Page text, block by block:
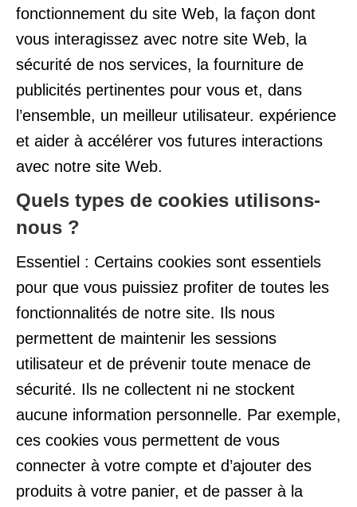
fonctionnement du site Web, la façon dont
vous interagissez avec notre site Web, la
sécurité de nos services, la fourniture de
publicités pertinentes pour vous et, dans
l’ensemble, un meilleur utilisateur. expérience
et aider à accélérer vos futures interactions
avec notre site Web.
Quels types de cookies utilisons-
nous ?
Essentiel : Certains cookies sont essentiels
pour que vous puissiez profiter de toutes les
fonctionnalités de notre site. Ils nous
permettent de maintenir les sessions
utilisateur et de prévenir toute menace de
sécurité. Ils ne collectent ni ne stockent
aucune information personnelle. Par exemple,
ces cookies vous permettent de vous
connecter à votre compte et d’ajouter des
produits à votre panier, et de passer à la